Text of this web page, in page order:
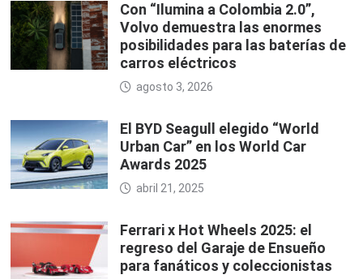
Con “Ilumina a Colombia 2.0”,
Volvo demuestra las enormes
posibilidades para las baterías de
carros eléctricos
agosto 3, 2026
El BYD Seagull elegido “World
Urban Car” en los World Car
Awards 2025
abril 21, 2025
Ferrari x Hot Wheels 2025: el
regreso del Garaje de Ensueño
para fanáticos y coleccionistas